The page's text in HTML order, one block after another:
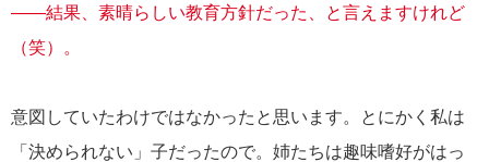
――結果、素晴らしい教育方針だった、と言えますけれど
（笑）。
意図していたわけではなかったと思います。とにかく私は
「決められない」子だったので。姉たちは趣味嗜好がはっ